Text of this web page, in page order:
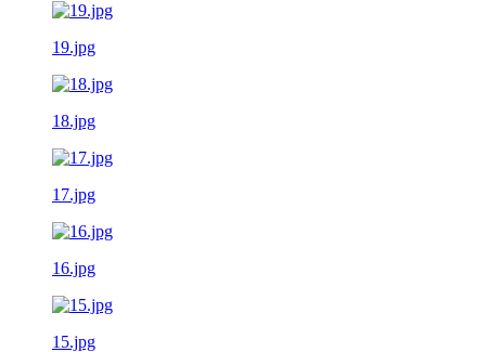
19.jpg
18.jpg
17.jpg
16.jpg
15.jpg